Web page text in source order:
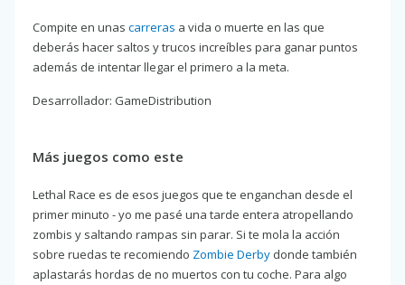
Compite en unas carreras a vida o muerte en las que
deberás hacer saltos y trucos increíbles para ganar puntos
además de intentar llegar el primero a la meta.
Desarrollador: GameDistribution
Más juegos como este
Lethal Race es de esos juegos que te enganchan desde el
primer minuto - yo me pasé una tarde entera atropellando
zombis y saltando rampas sin parar. Si te mola la acción
sobre ruedas te recomiendo Zombie Derby donde también
aplastarás hordas de no muertos con tu coche. Para algo